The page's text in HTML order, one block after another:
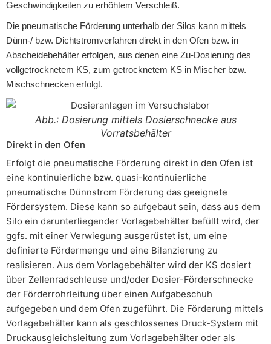
Geschwindigkeiten zu erhöhtem Verschleiß.
Die pneumatische Förderung unterhalb der Silos kann mittels
Dünn-/ bzw. Dichtstromverfahren direkt in den Ofen bzw. in
Abscheidebehälter erfolgen, aus denen eine Zu-Dosierung des
vollgetrocknetem KS, zum getrocknetem KS in Mischer bzw.
Mischschnecken erfolgt.
Abb.: Dosierung mittels Dosierschnecke aus
Vorratsbehälter
Direkt in den Ofen
Erfolgt die pneumatische Förderung direkt in den Ofen ist
eine kontinuierliche bzw. quasi-kontinuierliche
pneumatische Dünnstrom Förderung das geeignete
Fördersystem. Diese kann so aufgebaut sein, dass aus dem
Silo ein darunterliegender Vorlagebehälter befüllt wird, der
ggfs. mit einer Verwiegung ausgerüstet ist, um eine
definierte Fördermenge und eine Bilanzierung zu
realisieren. Aus dem Vorlagebehälter wird der KS dosiert
über Zellenradschleuse und/oder Dosier-Förderschnecke
der Förderrohrleitung über einen Aufgabeschuh
aufgegeben und dem Ofen zugeführt. Die Förderung mittels
Vorlagebehälter kann als geschlossenes Druck-System mit
Druckausgleichsleitung zum Vorlagebehälter oder als